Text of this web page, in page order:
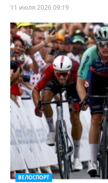
11 июля 2026 09:19
ВЕЛОСПОРТ